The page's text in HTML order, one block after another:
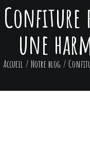
Confiture
une
Accueil/ Notre blog /